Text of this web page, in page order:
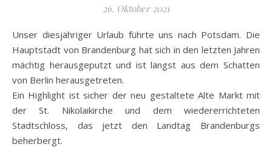
26. Oktober 2021
Unser diesjähriger Urlaub führte uns nach Potsdam. Die
Hauptstadt von Brandenburg hat sich in den letzten Jahren
mächtig herausgeputzt und ist längst aus dem Schatten
von Berlin herausgetreten.
Ein Highlight ist sicher der neu gestaltete Alte Markt mit
der St. Nikolaikirche und dem wiedererrichteten
Stadtschloss, das jetzt den Landtag Brandenburgs
beherbergt.